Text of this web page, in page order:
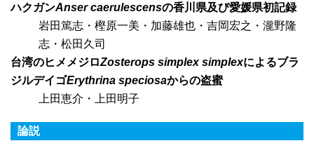
ハクガンAnser caerulescensの香川県及び愛媛県初記録
岩田篤志・樫原一美・加藤雄也・吉岡宏之・瀧野隆
志・松田久司
台湾のヒメメジロZosterops simplex simplexによるブラ
ジルデイゴErythrina speciosaからの盗蜜
上田恵介・上田明子
論説